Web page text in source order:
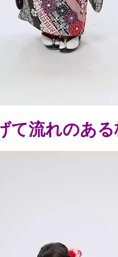
て流れのあ